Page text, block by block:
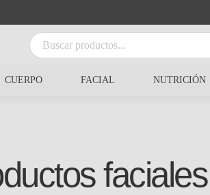
CUERPO FACIAL NUTRICIÓN